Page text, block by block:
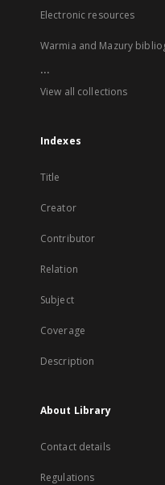
Electronic resources
Warmia and Mazury
...
View all collections
Indexes
Title
Creator
Contributor
Relation
Subject
Coverage
Description
About Library
Contact details
Regulations